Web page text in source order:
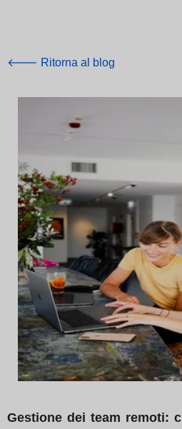
🡐 Ritorna al blog
Gestione dei team remoti: